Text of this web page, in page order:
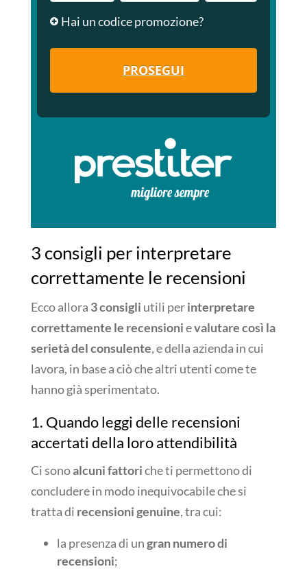
Hai un codice promozione?
PROSEGUI
3 consigli per interpretare
correttamente le recensioni
Ecco allora 3 consigli utili perinterpretare
correttamente le recensionievalutare così la
serietà del consulente, e della azienda in cui
lavora, in base a ciò che altri utenti come te
hanno già sperimentato.
1. Quando leggi delle recensioni
accertati della loro attendibilità
Ci sonoalcuni fattoriche ti permettono di
concludere in modo inequivocabile che si
tratta di recensioni genuine, tra cui:
la presenza di ungran numero di
recensioni;